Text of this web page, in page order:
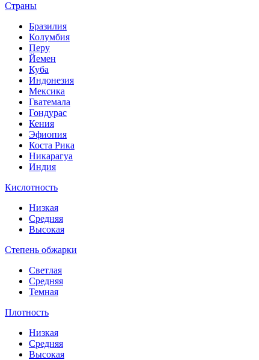
Страны
Бразилия
Колумбия
Перу
Йемен
Куба
Индонезия
Мексика
Гватемала
Гондурас
Кения
Эфиопия
Коста Рика
Никарагуа
Индия
Кислотность
Низкая
Средняя
Высокая
Степень обжарки
Светлая
Средняя
Темная
Плотность
Низкая
Средняя
Высокая